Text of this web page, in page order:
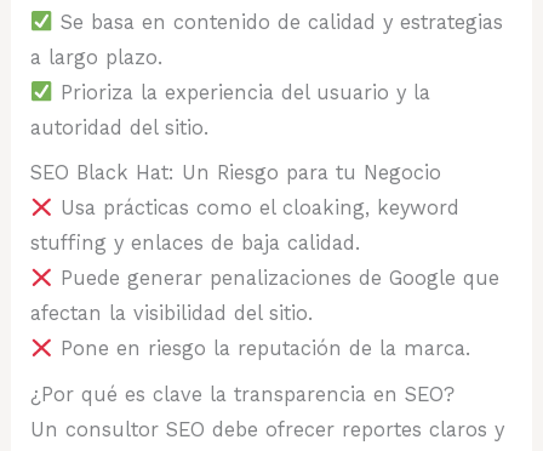
Se basa en contenido de calidad y estrategias
a largo plazo.
Prioriza la experiencia del usuario y la
autoridad del sitio.
SEO Black Hat: Un Riesgo para tu Negocio
Usa prácticas como el cloaking, keyword
stuffing y enlaces de baja calidad.
Puede generar penalizaciones de Google que
afectan la visibilidad del sitio.
Pone en riesgo la reputación de la marca.
¿Por qué es clave la transparencia en SEO?
Un consultor SEO debe ofrecer reportes claros y